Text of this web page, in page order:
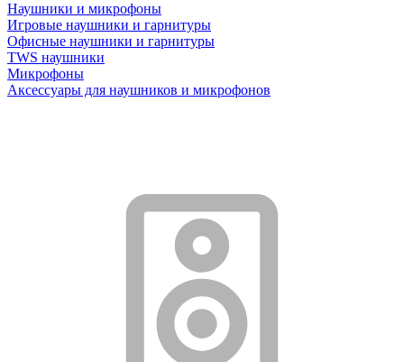
Наушники и микрофоны
Игровые наушники и гарнитуры
Офисные наушники и гарнитуры
TWS наушники
Микрофоны
Аксессуары для наушников и микрофонов